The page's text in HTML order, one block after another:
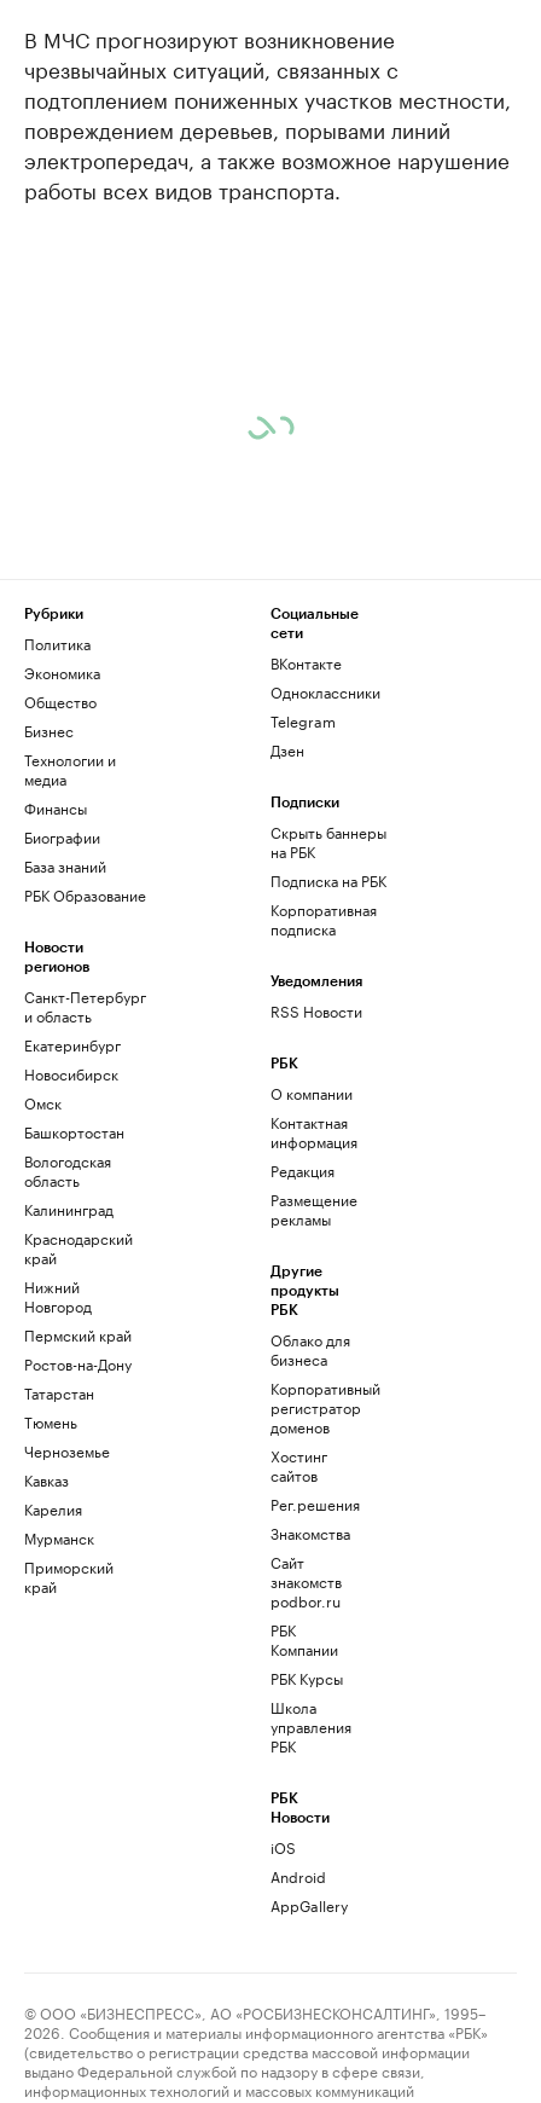
В МЧС прогнозируют возникновение
чрезвычайных ситуаций, связанных с
подтоплением пониженных участков местности,
повреждением деревьев, порывами линий
электропередач, а также возможное нарушение
работы всех видов транспорта.
Рубрики
Политика
Экономика
Общество
Бизнес
Технологии и
медиа
Финансы
Биографии
База знаний
РБК Образование
Новости
регионов
Санкт-Петербург
и область
Екатеринбург
Новосибирск
Омск
Башкортостан
Вологодская
область
Калининград
Краснодарский
край
Нижний
Новгород
Пермский край
Ростов-на-Дону
Татарстан
Тюмень
Черноземье
Кавказ
Карелия
Мурманск
Приморский
край
Социальные
сети
ВКонтакте
Одноклассники
Telegram
Дзен
Подписки
Скрыть баннеры
на РБК
Подписка на РБК
Корпоративная
подписка
Уведомления
RSS Новости
РБК
О компании
Контактная
информация
Редакция
Размещение
рекламы
Другие
продукты
РБК
Облако для
бизнеса
Корпоративный
регистратор
доменов
Хостинг
сайтов
Рег.решения
Знакомства
Сайт
знакомств
podbor.ru
РБК
Компании
РБК Курсы
Школа
управления
РБК
РБК
Новости
iOS
Android
AppGallery
© ООО «БИЗНЕСПРЕСС», АО «РОСБИЗНЕСКОНСАЛТИНГ», 1995–
2026. Сообщения и материалы информационного агентства «РБК»
(свидетельство о регистрации средства массовой информации
выдано Федеральной службой по надзору в сфере связи,
информационных технологий и массовых коммуникаций